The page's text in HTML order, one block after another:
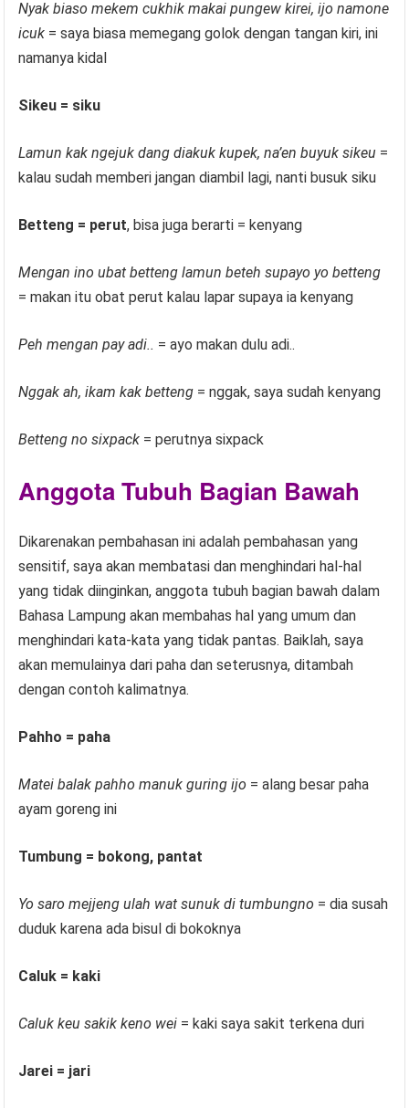
Nyak biaso mekem cukhik makai pungew kirei, ijo namone
icuk = saya biasa memegang golok dengan tangan kiri, ini
namanya kidal
Sikeu = siku
Lamun kak ngejuk dang diakuk kupek, na’en buyuk sikeu =
kalau sudah memberi jangan diambil lagi, nanti busuk siku
Betteng = perut, bisa juga berarti = kenyang
Mengan ino ubat betteng lamun beteh supayo yo betteng
= makan itu obat perut kalau lapar supaya ia kenyang
Peh mengan pay adi.. = ayo makan dulu adi..
Nggak ah, ikam kak betteng = nggak, saya sudah kenyang
Betteng no sixpack = perutnya sixpack
Anggota Tubuh Bagian Bawah
Dikarenakan pembahasan ini adalah pembahasan yang
sensitif, saya akan membatasi dan menghindari hal-hal
yang tidak diinginkan, anggota tubuh bagian bawah dalam
Bahasa Lampung akan membahas hal yang umum dan
menghindari kata-kata yang tidak pantas. Baiklah, saya
akan memulainya dari paha dan seterusnya, ditambah
dengan contoh kalimatnya.
Pahho = paha
Matei balak pahho manuk guring ijo = alang besar paha
ayam goreng ini
Tumbung = bokong, pantat
Yo saro mejjeng ulah wat sunuk di tumbungno = dia susah
duduk karena ada bisul di bokoknya
Caluk = kaki
Caluk keu sakik keno wei = kaki saya sakit terkena duri
Jarei = jari